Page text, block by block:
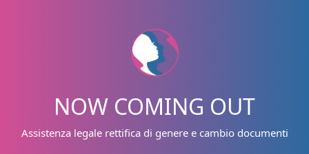
NOW COMING OUT
Assistenza legale rettifica di genere e cambio documenti